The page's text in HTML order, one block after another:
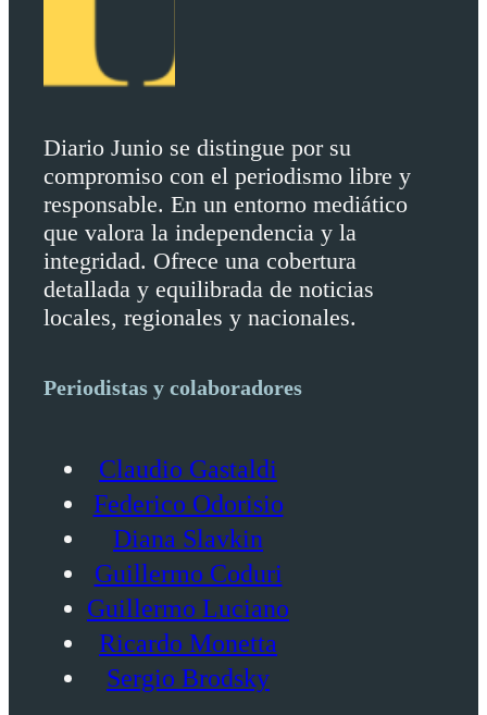
Diario Junio se distingue por su
compromiso con el periodismo libre y
responsable. En un entorno mediático
que valora la independencia y la
integridad. Ofrece una cobertura
detallada y equilibrada de noticias
locales, regionales y nacionales.
Periodistas y colaboradores
Claudio Gastaldi
Federico Odorisio
Diana Slavkin
Guillermo Coduri
Guillermo Luciano
Ricardo Monetta
Sergio Brodsky